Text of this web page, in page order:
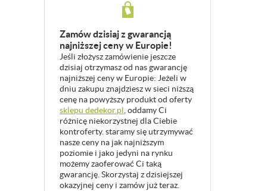
Zamów dzisiaj z gwarancją
najniższej ceny w Europie!
Jeśli złożysz zamówienie jeszcze
dzisiaj otrzymasz od nas gwarancję
najniższej ceny w Europie: Jeżeli w
dniu zakupu znajdziesz w sieci niższą
cenę na powyższy produkt od oferty
sklepu dedekor.pl, oddamy Ci
różnicę niekorzystnej dla Ciebie
kontroferty. staramy się utrzymywać
nasze ceny na jak najniższym
poziomie i jako jedyni na rynku
możemy zaoferować Ci taką
gwarancję. Skorzystaj z dzisiejszej
okazyjnej ceny i zamów już teraz.